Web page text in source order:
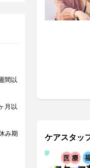
間以
月以
み期
ケアスタッ